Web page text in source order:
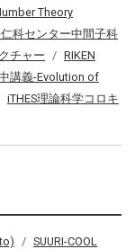
Theory
仁科センター中間子科
チャー
RIKEN
講義-Evolution of
iTHES理論科学コロキ
SUURI-COOL